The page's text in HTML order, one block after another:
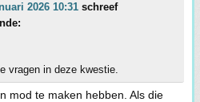
2026 10:31 schreef
vragen in deze kwestie.
mod te maken hebben. Als die